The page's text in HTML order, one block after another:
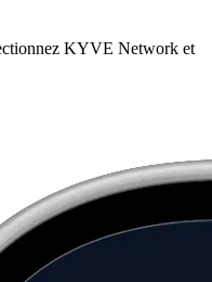
KYVE Network et